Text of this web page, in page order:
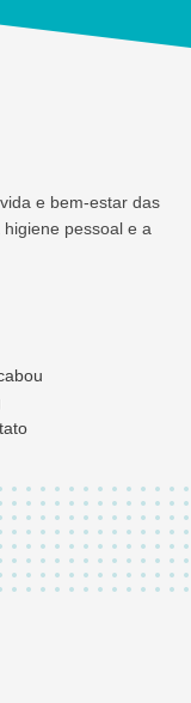
e bem-estar das
pessoal e a